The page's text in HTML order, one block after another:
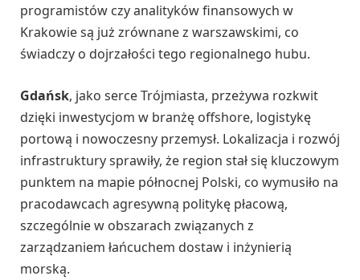
programistów czy analityków finansowych w
Krakowie są już zrównane z warszawskimi, co
świadczy o dojrzałości tego regionalnego hubu.
Gdańsk, jako serce Trójmiasta, przeżywa rozkwit
dzięki inwestycjom w branżę offshore, logistykę
portową i nowoczesny przemysł. Lokalizacja i rozwój
infrastruktury sprawiły, że region stał się kluczowym
punktem na mapie północnej Polski, co wymusiło na
pracodawcach agresywną politykę płacową,
szczególnie w obszarach związanych z
zarządzaniem łańcuchem dostaw i inżynierią
morską.